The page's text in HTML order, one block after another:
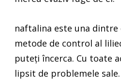
naftalina este una dintre
metode de control al
puteți încerca. Cu toate
lipsit de problemele